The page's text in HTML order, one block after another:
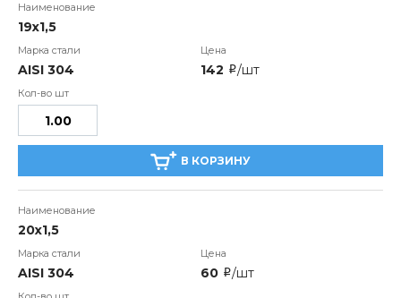
19х1,5
AISI 304 142 i/шт
В КОРЗИНУ
20х1,5
AISI 304 60 i/шт